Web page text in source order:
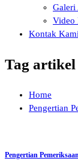
Galeri
Video
Kontak
Tag artikel
Home
Pengertian
Pengertian